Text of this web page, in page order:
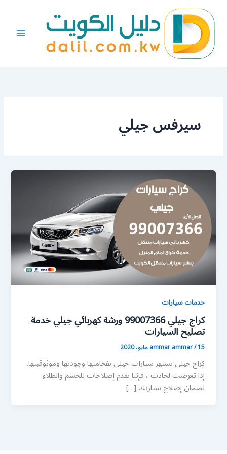
المحتوى
سيرفس جيلي
خدمات سيارات
كراج جيلي 99007366 ورشة كهربائي جيلي خدمة
تصليح السيارات
ammar ammar/15 مايو، 2020
كراج جيلي تشتهر سيارات جيلي بفخامتها وجودتها وموثوقيتها.
إذا تعرضت لحادث ، فإننا نقدم إصلاحات للجسم والطلاء
لضمان إصلاح سيارتك […]